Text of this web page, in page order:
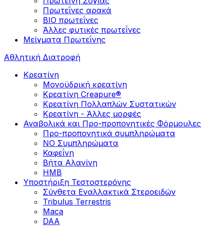
Πρωτεΐνες αρακά
ΒIO πρωτεΐνες
Άλλες φυτικές πρωτεΐνες
Μείγματα Πρωτεΐνης
Αθλητική Διατροφή
Κρεατίνη
Μονοϋδρική κρεατίνη
Κρεατίνη Creapure®
Κρεατίνη Πολλαπλών Συστατικών
Κρεατίνη - Άλλες μορφές
Αναβολικά και Προ-προπονητικές Φόρμουλες
Προ-προπονητικά συμπληρώματα
ΝΟ Συμπληρώματα
Καφεΐνη
Βήτα Αλανίνη
HMB
Υποστήριξη Τεστοστερόνης
Σύνθετα Εναλλακτικά Στεροειδών
Tribulus Terrestris
Maca
DAA